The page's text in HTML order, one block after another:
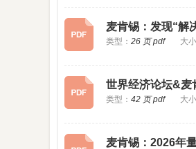
麦肯锡：发现“解
类型： 26 页 pdf 大
世界经济论坛&麦
类型： 42 页 pdf 大
麦肯锡：2026年